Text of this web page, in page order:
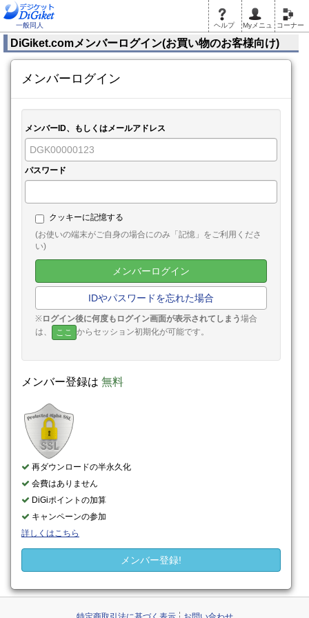
一般同人 ヘルプ Myメニュ コーナー
DiGiket.comメンバーログイン(お買い物のお客様向け)
メンバーログイン
メンバーID、もしくはメールアドレス
パスワード
クッキーに記憶する
(お使いの端末がご自身の場合にのみ「記憶」をご利用くださ
い)
メンバーログイン
IDやパスワードを忘れた場合
※ログイン後に何度もログイン画面が表示されてしまう場合
は、
ここ からセッション初期化が可能です。
メンバー登録は 無料
再ダウンロードの半永久化
会費はありません
DiGiポイントの加算
キャンペーンの参加
詳しくはこちら
メンバー登録!